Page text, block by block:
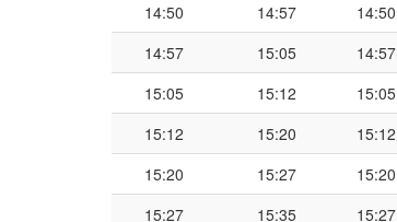
14:50
14:57 14:50
14:57
15:05 14:57
15:05
15:12 15:05
15:12
15:20 15:12
15:20
15:27 15:20
15:27
15:35 15:27